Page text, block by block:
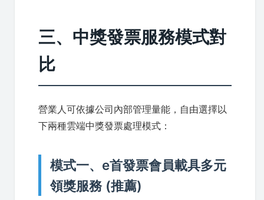
三、中獎發票服務模式對
比
營業人可依據公司內部管理量能，自由選擇以
下兩種雲端中獎發票處理模式：
模式一、e首發票會員載具多元
領獎服務 (推薦)